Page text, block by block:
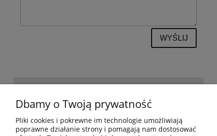
WYŚLIJ
BESTSELLERY
Dbamy o Twoją prywatność
Pliki cookies i pokrewne im technologie umożliwiają
poprawne działanie strony i pomagają nam dostosować